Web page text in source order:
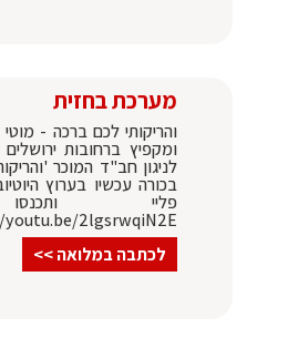
מערכת בחזית
והריקותי לכם ברכה - מוטי
ומקפיץ ברחובות
לניגון חב"ד המוכר
בכורה עכשיו בערוץ
פליי
2lgsrwqiN2E
לכתבה במלואה >>